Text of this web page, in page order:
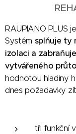
RAUPIANO PLUS
Systém splňuje ty
izolaci a
vytvářeného
hodnotou hladiny
dnes požadavky
tři funkční